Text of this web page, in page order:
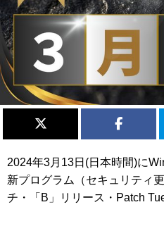
2024年3月13日(日本時間)に
新プログラム（セキュリティ
チ・「B」リリース・Patch